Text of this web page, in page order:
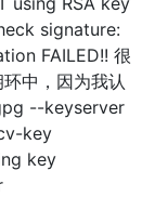
signature:
FAILED!! 很
中，因为我认
--keyserver
key
key